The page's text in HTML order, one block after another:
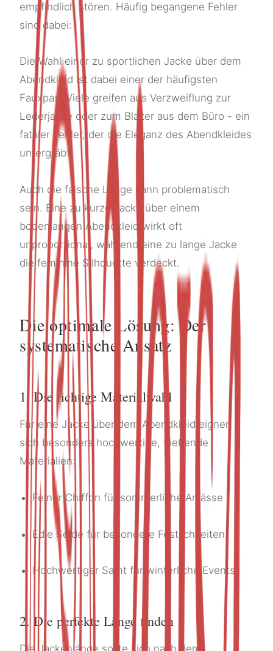
empfindlich stören. Häufig begangene Fehler
sind dabei:
Die Wahl einer zu sportlichen Jacke über dem
Abendkleid ist dabei einer der häufigsten
Fauxpas. Viele greifen aus Verzweiflung zur
Lederjacke oder zum Blazer aus dem Büro - ein
fataler Fehler, der die Eleganz des Abendkleides
untergräbt.
Auch die falsche Länge kann problematisch
sein. Eine zu kurze Jacke über einem
bodenlangen Abendkleid wirkt oft
unproportional, während eine zu lange Jacke
die feminine Silhouette verdeckt.
Die optimale Lösung: Der
systematische Ansatz
1. Die richtige Materialwahl
Für eine Jacke über dem Abendkleid eignen
sich besonders hochwertige, fließende
Materialien:
Feiner Chiffon für sommerliche Anlässe
Edle Seide für besondere Festlichkeiten
Hochwertiger Samt für winterliche Events
2. Die perfekte Länge finden